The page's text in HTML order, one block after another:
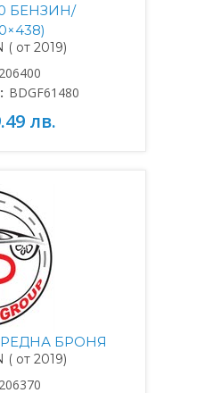
БЕНЗИН/
( от 2019)
BDGF61480
лв.
БРОНЯ
( от 2019)